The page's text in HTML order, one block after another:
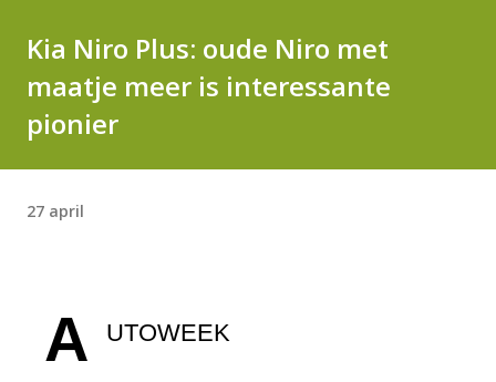
Kia Niro Plus: oude Niro met
maatje meer is interessante
pionier
27 april
A UTOWEEK